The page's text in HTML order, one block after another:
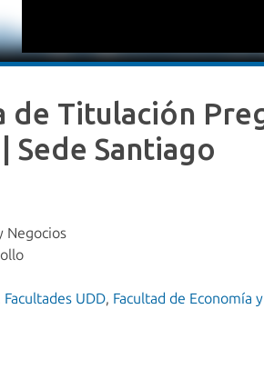
de Titulación
Sede Santiago
Negocios
Facultades UDD, Facultad de Economía